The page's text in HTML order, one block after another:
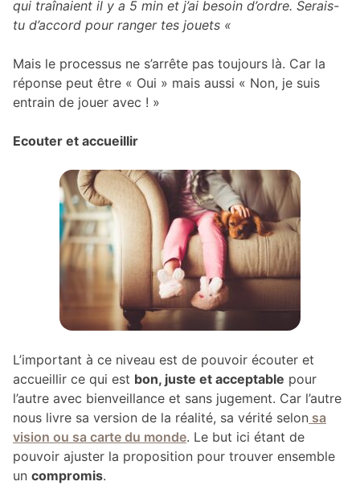
qui traînaient il y a 5 min et j’ai besoin d’ordre. Serais-
tu d’accord pour ranger tes jouets «
Mais le processus ne s’arrête pas toujours là. Car la
réponse peut être « Oui » mais aussi « Non, je suis
entrain de jouer avec ! »
Ecouter et accueillir
L’important à ce niveau est de pouvoir écouter et
accueillir ce qui est bon, juste et acceptable pour
l’autre avec bienveillance et sans jugement. Car l’autre
nous livre sa version de la réalité, sa vérité selon sa
vision ou sa carte du monde. Le but ici étant de
pouvoir ajuster la proposition pour trouver ensemble
un compromis.